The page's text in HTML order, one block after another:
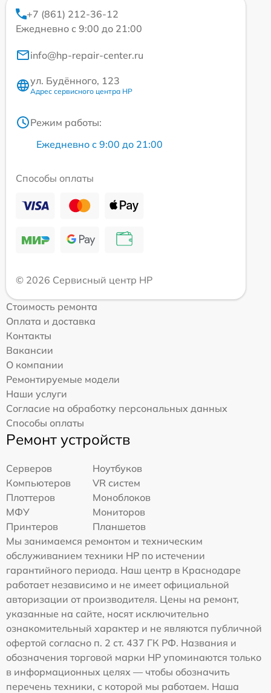
+7 (861) 212-36-12
Ежедневно с 9:00 до 21:00
info@hp-repair-center.ru
ул. Будённого, 123
Адрес сервисного центра HP
Режим работы:
Ежедневно с 9:00 до 21:00
Способы оплаты
© 2026 Сервисный центр HP
Стоимость ремонта
Оплата и доставка
Контакты
Вакансии
О компании
Ремонтируемые модели
Наши услуги
Согласие на обработку персональных данных
Способы оплаты
Ремонт устройств
Серверов
Ноутбуков
Компьютеров
VR систем
Плоттеров
Моноблоков
МФУ
Мониторов
Принтеров
Планшетов
Мы занимаемся ремонтом и техническим
обслуживанием техники HP по истечении
гарантийного периода. Наш центр в Краснодаре
работает независимо и не имеет официальной
авторизации от производителя. Цены на ремонт,
указанные на сайте, носят исключительно
ознакомительный характер и не являются публичной
офертой согласно п. 2 ст. 437 ГК РФ. Названия и
обозначения торговой марки HP упоминаются только
в информационных целях — чтобы обозначить
перечень техники, с которой мы работаем. Наша